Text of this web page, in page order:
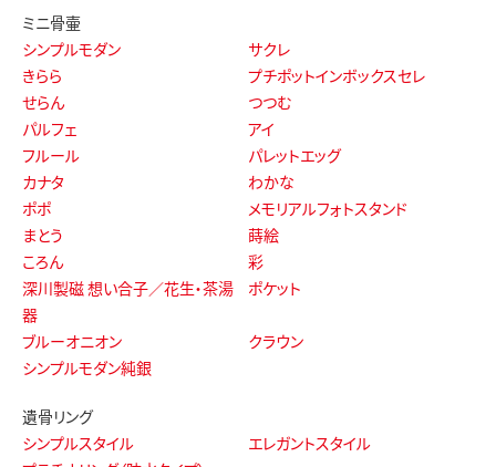
ミニ骨壷
シンプルモダン
サクレ
きらら
プチポットインボックスセレ
せらん
つつむ
パルフェ
アイ
フルール
パレットエッグ
カナタ
わかな
ポポ
メモリアルフォトスタンド
まとう
蒔絵
ころん
彩
深川製磁 想い合子／花生・茶湯
器
ポケット
ブルーオニオン
クラウン
シンプルモダン純銀
遺骨リング
シンプルスタイル
エレガントスタイル